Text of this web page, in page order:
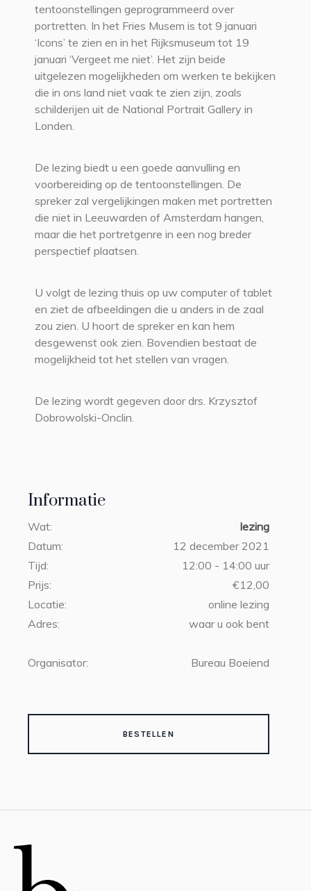
Informatie
Wat:
lezing
Datum:
12 december 2021
Tijd:
12:00 - 14:00 uur
Prijs:
€12,00
Locatie:
online lezing
Adres:
waar u ook bent
Organisator: Bureau Boeiend
BESTELLEN
tentoonstellingen geprogrammeerd over
portretten. In het Fries Musem is tot 9 januari
‘Icons’ te zien en in het Rijksmuseum tot 19
januari ‘Vergeet me niet’. Het zijn beide
uitgelezen mogelijkheden om werken te bekijken
die in ons land niet vaak te zien zijn, zoals
schilderijen uit de National Portrait Gallery in
Londen.
De lezing biedt u een goede aanvulling en
voorbereiding op de tentoonstellingen. De
spreker zal vergelijkingen maken met portretten
die niet in Leeuwarden of Amsterdam hangen,
maar die het portretgenre in een nog breder
perspectief plaatsen.
U volgt de lezing thuis op uw computer of tablet
en ziet de afbeeldingen die u anders in de zaal
zou zien. U hoort de spreker en kan hem
desgewenst ook zien. Bovendien bestaat de
mogelijkheid tot het stellen van vragen.
De lezing wordt gegeven door drs. Krzysztof
Dobrowolski-Onclin.